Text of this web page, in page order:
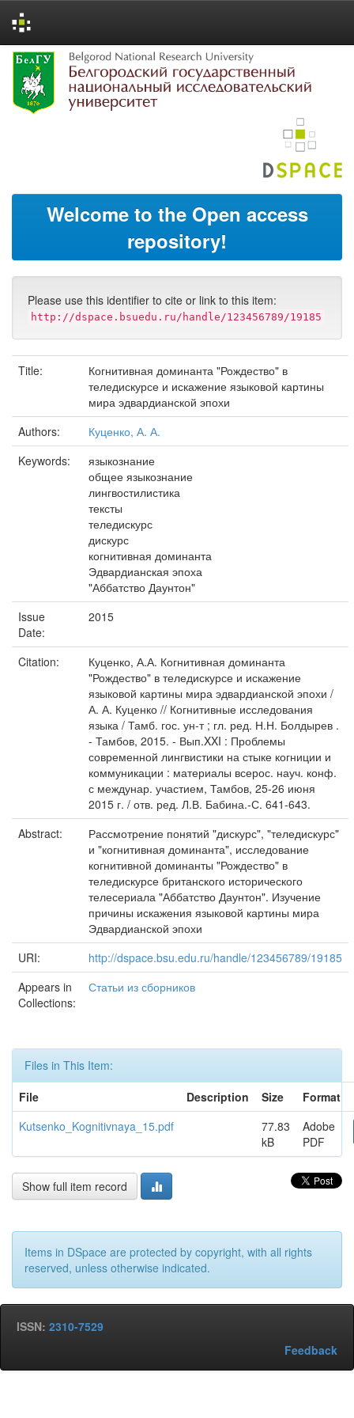
Skip
navigation
Welcome to the Open access
repository!
Please use this identifier to cite or link to this item:
http://dspace.bsuedu.ru/handle/123456789/19185
Title:
Когнитивная доминанта "Рождество" в
теледискурсе и искажение языковой картины
мира эдвардианской эпохи
Authors:
Куценко, А. А.
Keywords:
языкознание
общее языкознание
лингвостилистика
тексты
теледискурс
дискурс
когнитивная доминанта
Эдвардианская эпоха
"Аббатство Даунтон"
Issue
Date:
2015
Citation:
Куценко, А.А. Когнитивная доминанта
"Рождество" в теледискурсе и искажение
языковой картины мира эдвардианской эпохи /
А. А. Куценко // Когнитивные исследования
языка / Тамб. гос. ун-т ; гл. ред. Н.Н. Болдырев .
- Тамбов, 2015. - Вып.XXI : Проблемы
современной лингвистики на стыке когниции и
коммуникации : материалы всерос. науч. конф.
с междунар. участием, Тамбов, 25-26 июня
2015 г. / отв. ред. Л.В. Бабина.-С. 641-643.
Abstract:
Рассмотрение понятий "дискурс", "теледискурс"
и "когнитивная доминанта", исследование
когнитивной доминанты "Рождество" в
теледискурсе британского исторического
телесериала "Аббатство Даунтон". Изучение
причины искажения языковой картины мира
Эдвардианской эпохи
URI:
http://dspace.bsu.edu.ru/handle/123456789/19185
Appears in
Collections:
Статьи из сборников
Files in This Item:
File
Description Size
Format
Kutsenko_Kognitivnaya_15.pdf
77.83
kB
Adobe
PDF
Show full item record
Items in DSpace are protected by copyright, with all rights
reserved, unless otherwise indicated.
ISSN: 2310-7529
Feedback